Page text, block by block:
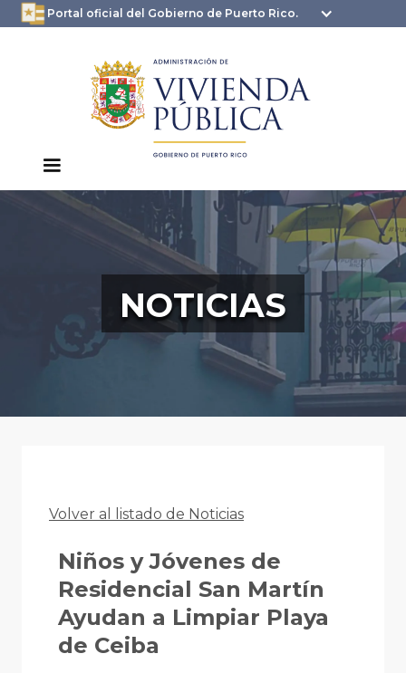
Portal oficial del Gobierno de Puerto Rico.
oficial.pr.gov
seguros .pr.gov usan
HTTPS
NOTICIAS
Volver al listado de Noticias
Niños y Jóvenes de
Residencial San Martín
Ayudan a Limpiar Playa
de Ceiba